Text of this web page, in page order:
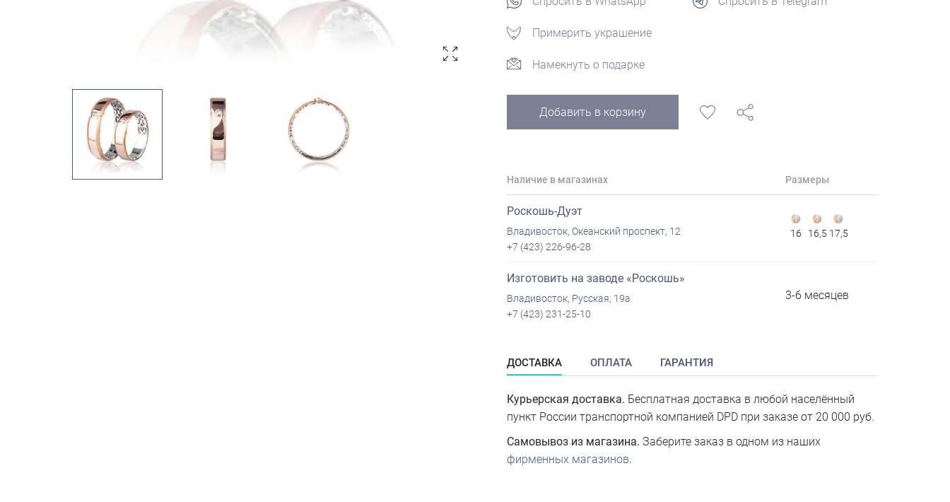
Примерить украшение
Намекнуть о подарке
Добавить в корзину
Наличие в магазинах Размеры
Роскошь-Дуэт
Владивосток, Океанский проспект, 12
+7 (423) 226-96-28
16 16,5 17,5
Изготовить на заводе «Роскошь»
Владивосток, Русская, 19а
+7 (423) 231-25-10
3-6 месяцев
ДОСТАВКА ОПЛАТА ГАРАНТИЯ
Курьерская доставка. Бесплатная доставка в любой населённый
пункт России транспортной компанией DPD при заказе от 20 000 руб.
Самовывоз из магазина. Заберите заказ в одном из наших
фирменных магазинов.